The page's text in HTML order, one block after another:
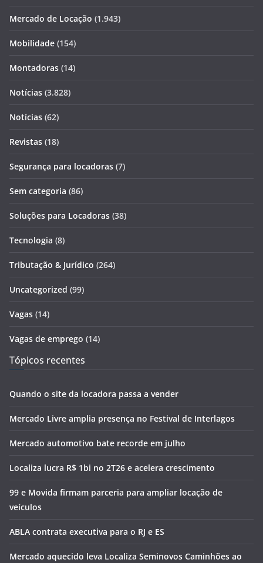
Mercado de Locação (1.943)
Mobilidade (154)
Montadoras (14)
Notícias (3.828)
Notícias (62)
Revistas (18)
Segurança para locadoras (7)
Sem categoria (86)
Soluções para Locadoras (38)
Tecnologia (8)
Tributação & Jurídico (264)
Uncategorized (99)
Vagas (14)
Vagas de emprego (14)
Tópicos recentes
Quando o site da locadora passa a vender
Mercado Livre amplia presença no Festival de Interlagos
Mercado automotivo bate recorde em julho
Localiza lucra R$ 1bi no 2T26 e acelera crescimento
99 e Movida firmam parceria para ampliar locação de
veículos
ABLA contrata executiva para o RJ e ES
Mercado aquecido leva Localiza Seminovos Caminhões ao